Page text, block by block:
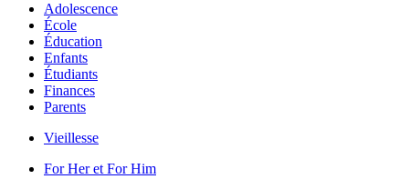
Adolescence
École
Éducation
Enfants
Étudiants
Finances
Parents
Vieillesse
For Her et For Him